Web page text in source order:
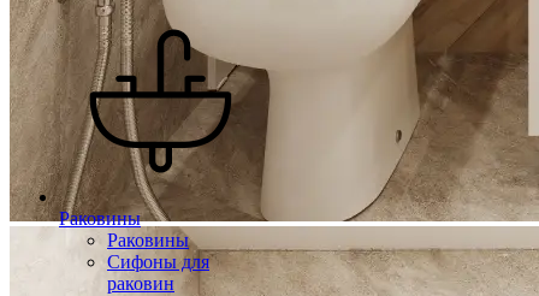
Раковины
Раковины
Сифоны для
раковин